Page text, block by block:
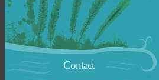
Contact